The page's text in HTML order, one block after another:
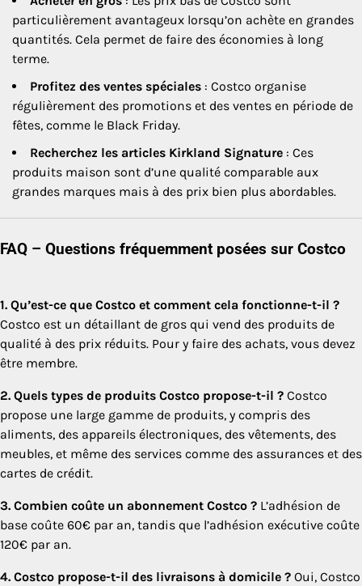
particulièrement avantageux lorsqu’on achète en grandes
quantités. Cela permet de faire des économies à long
terme.
Profitez des ventes spéciales : Costco organise
régulièrement des promotions et des ventes en période de
fêtes, comme le Black Friday.
Recherchez les articles Kirkland Signature : Ces
produits maison sont d’une qualité comparable aux
grandes marques mais à des prix bien plus abordables.
FAQ – Questions fréquemment posées sur Costco
1. Qu’est-ce que Costco et comment cela fonctionne-t-il ?
Costco est un détaillant de gros qui vend des produits de
qualité à des prix réduits. Pour y faire des achats, vous devez
être membre.
2. Quels types de produits Costco propose-t-il ? Costco
propose une large gamme de produits, y compris des
aliments, des appareils électroniques, des vêtements, des
meubles, et même des services comme des assurances et des
cartes de crédit.
3. Combien coûte un abonnement Costco ? L’adhésion de
base coûte 60€ par an, tandis que l’adhésion exécutive coûte
120€ par an.
4. Costco propose-t-il des livraisons à domicile ? Oui, Costco